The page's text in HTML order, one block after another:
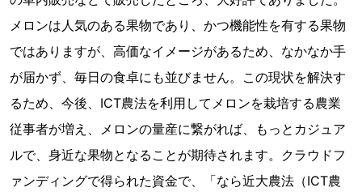
メロンは人気のある果物であり、かつ機能性を有する果物
ではありますが、高価なイメージがあるため、なかなか手
が届かず、毎日の食卓にも並びません。この現状を解決す
るため、今後、ICT農法を利用してメロンを栽培する農業
従事者が増え、メロンの量産に繋がれば、もっとカジュア
ルで、身近な果物となることが期待されます。クラウドフ
ァンディングで得られた資金で、「なら近大農法（ICT農